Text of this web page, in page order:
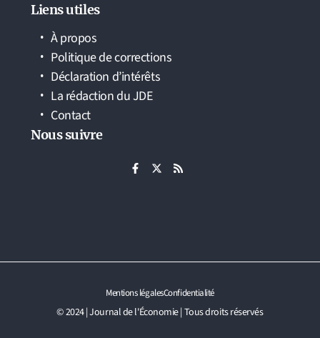
Liens utiles
À propos
Politique de corrections
Déclaration d’intérêts
La rédaction du JDE
Contact
Nous suivre
© 2024 | Journal de l'Économie | Tous droits réservés
Mentions légalesConfidentialité